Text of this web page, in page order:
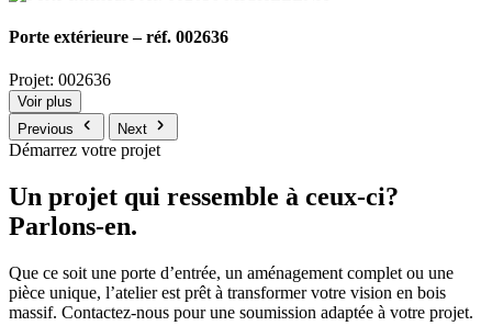
Porte extérieure – réf. 002636
Projet: 002636
Voir plus
Previous
Next
Démarrez votre projet
Un projet qui ressemble à ceux-ci?
Parlons-en.
Que ce soit une porte d’entrée, un aménagement complet ou une
pièce unique, l’atelier est prêt à transformer votre vision en bois
massif. Contactez-nous pour une soumission adaptée à votre projet.